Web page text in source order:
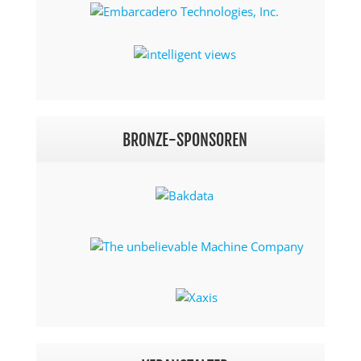
BRONZE-SPONSOREN